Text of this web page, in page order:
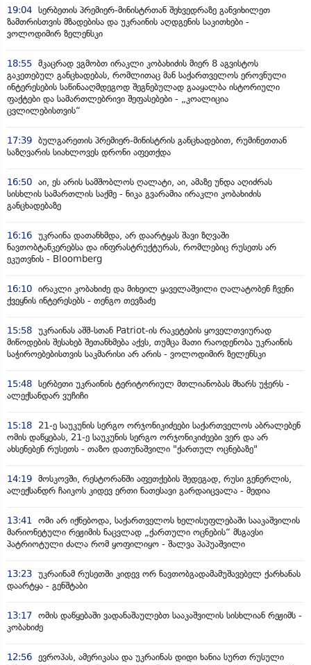
19:04 სერბეთის პრემიერ-მინისტრთან შეხვედრაზე განვიხილეთ
ზამთრისთვის მზადებისა და უკრაინის აღდგენის საკითხები -
ვოლოდიმირ ზელენსკი
18:55 მკაცრად ვგმობთ ირაკლი კობახიძის მიერ 8 აგვისტოს
გაკეთებულ განცხადებას, რომლითაც მან საქართველოს ეროვნული
ინტერესების საწინააღმდეგოდ შეგნებულად გააყალბა ისტორიული
ფაქტები და სამართლებრივი შეფასებები - „კოალიცია
ცვლილებისთვის“
17:39 ბულგარეთის პრემიერ-მინისტრის განცხადებით, რუმინეთთან
საზღვარის სიახლოვეს დრონი აფეთქდა
16:50 აი, ეს არის სამშობლოს ღალატი, აი, ამაზე უნდა აღიძრას
სისხლის სამართლის საქმე - ნიკა გვარამია ირაკლი კობახიძის
განცხადებაზე
16:16 უკრაინა დათანხმდა, არ დაარტყას შავი ზღვაში
ნავთობტანკერებსა და ინფრასტრუქტურას, რომლებიც რუსეთს არ
ეკუთვნის - Bloomberg
16:10 ირაკლი კობახიძე და მიხეილ ყაველაშვილი ღალატობენ ჩვენი
ქვეყნის ინტერესებს - თენგო თევზაძე
15:58 უკრაინას აშშ-სთან Patriot-ის რაკეტების ყოველთვიურად
მიწოდების შესახებ შეთანხმება აქვს, თუმცა მათი რაოდენობა უკრაინის
საჭიროებებისთვის საკმარისი არ არის - ვოლოდიმირ ზელენსკი
15:48 სერბეთი უკრაინის ტერიტორიულ მთლიანობას მხარს უჭერს -
ალექსანდარ ვუჩიჩი
15:18
21-ე საუკუნის სერგო ორჯონიკიძეები საქართველოს აბრალებენ
ომის დაწყებას, 21-ე საუკუნის სერგო ორჯონიკიძეები ვერ და არ
ახსენებენ რუსეთს - თაზო დათუნაშვილი "ქართულ ოცნებაზე"
14:19 მოსკოვში, რესტორანში აფეთქების შედეგად, რუსი გენერლის,
ალექსანდრ ჩაიკოს კიდევ ერთი ნათესავი გარდაიცვალა - მედია
13:41
ომი არ იქნებოდა, საქართველოს ხელისუფლებაში სააკაშვილის
მარიონეტული რეჟიმის ნაცვლად „ქართული ოცნების“ მსგავსი
პატრიოტული ძალა რომ ყოფილიყო - შალვა პაპუაშვილი
13:23 უკრაინამ რუსეთში კიდევ ორ ნავთობგადამამუშავებელ ქარხანას
დაარტყა - გენშტაბი
13:17 ომის დაწყებაში ვადანაშაულებთ სააკაშვილის სისხლიან რეჟიმს -
კობახიძე
12:56 ევროპას, ამერიკასა და უკრაინას დიდი ხანია სურთ რუსული